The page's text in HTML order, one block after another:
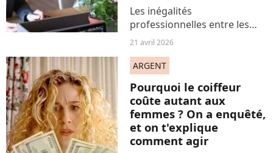
Les inégalités
professionnelles entre les
femmes et les hommes ne se
donné de la carrière. Elles
s’inscrivent dans la durée,
s’accumulent et finissent
par...
21 avril 2026
ARGENT
Pourquoi le coiffeur
coûte autant aux
femmes ? On a enquêté,
et on t'explique
comment agir